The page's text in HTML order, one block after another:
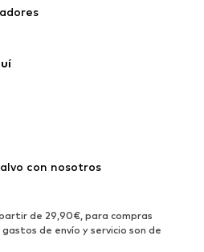
Jerséis y cárdigans
Tendencia
Zapatos deportivos
con nosotros
de 29,90€, para compras
de envío y servicio son de